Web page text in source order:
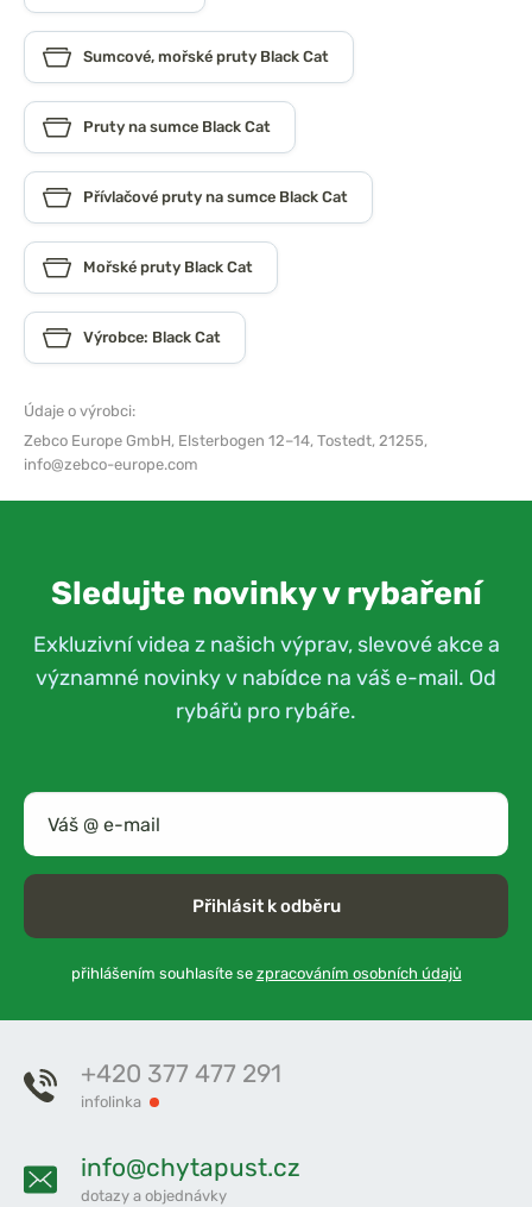
Sumcové, mořské pruty Black Cat
Pruty na sumce Black Cat
Přívlačové pruty na sumce Black Cat
Mořské pruty Black Cat
Výrobce: Black Cat
Údaje o výrobci:
Zebco Europe GmbH, Elsterbogen 12–14, Tostedt, 21255,
info@zebco-europe.com
Sledujte novinky v rybaření
Exkluzivní videa z našich výprav, slevové akce a
významné novinky v nabídce na váš e-mail. Od
rybářů pro rybáře.
Přihlásit k odběru
přihlášením souhlasíte se zpracováním osobních údajů
+420 377 477 291
infolinka
info@chytapust.cz
dotazy a objednávky